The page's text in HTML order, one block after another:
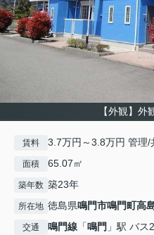
【外観】外
賃料 3.7万円～3.8万円 管理/
面積 65.07㎡
築年数 築23年
所在地 徳島県鳴門市鳴門町高
交通 鳴門線 「鳴門 」駅 バ